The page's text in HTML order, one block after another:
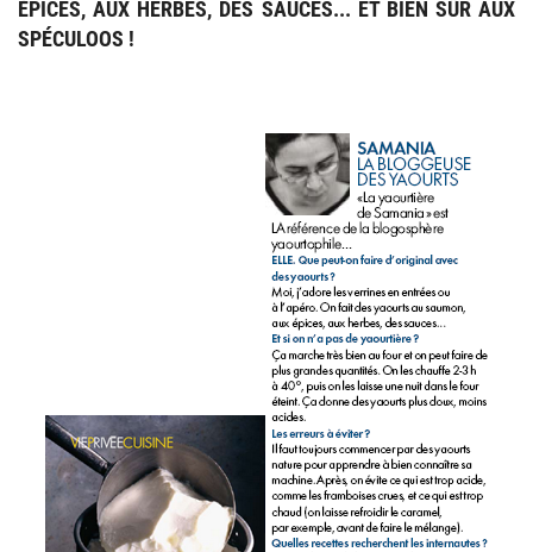
ÉPICES, AUX HERBES, DES SAUCES... ET BIEN SÛR AUX
SPÉCULOOS !